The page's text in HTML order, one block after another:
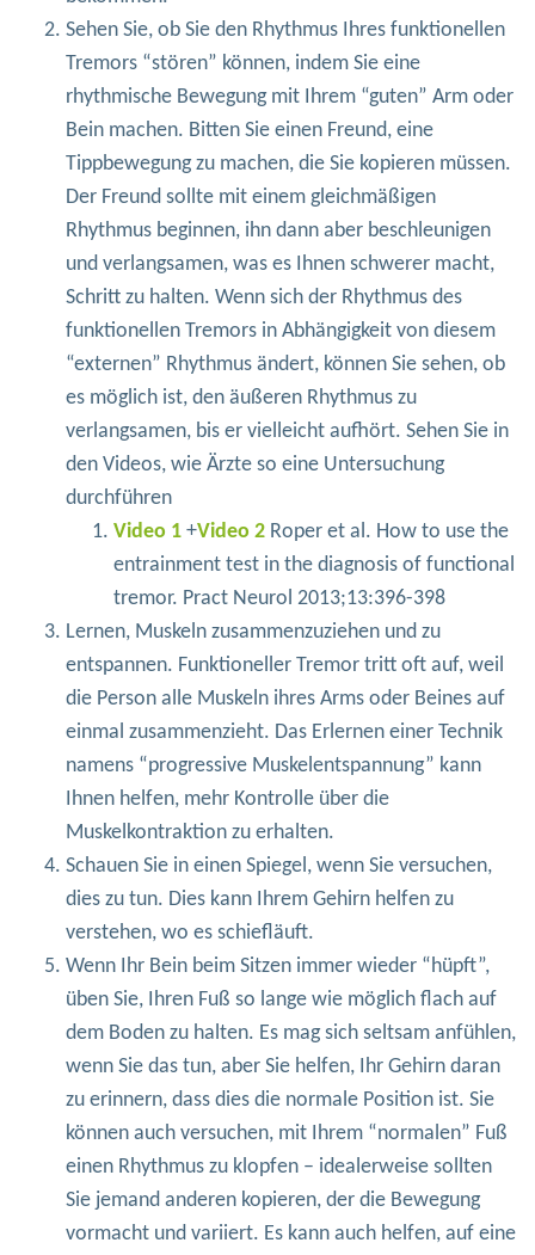
Sehen Sie, ob Sie den Rhythmus Ihres funktionellen
Tremors “stören” können, indem Sie eine
rhythmische Bewegung mit Ihrem “guten” Arm oder
Bein machen. Bitten Sie einen Freund, eine
Tippbewegung zu machen, die Sie kopieren müssen.
Der Freund sollte mit einem gleichmäßigen
Rhythmus beginnen, ihn dann aber beschleunigen
und verlangsamen, was es Ihnen schwerer macht,
Schritt zu halten. Wenn sich der Rhythmus des
funktionellen Tremors in Abhängigkeit von diesem
“externen” Rhythmus ändert, können Sie sehen, ob
es möglich ist, den äußeren Rhythmus zu
verlangsamen, bis er vielleicht aufhört. Sehen Sie in
den Videos, wie Ärzte so eine Untersuchung
durchführen
Video 1 +Video 2 Roper et al. How to use the
entrainment test in the diagnosis of functional
tremor. Pract Neurol 2013;13:396-398
Lernen, Muskeln zusammenzuziehen und zu
entspannen. Funktioneller Tremor tritt oft auf, weil
die Person alle Muskeln ihres Arms oder Beines auf
einmal zusammenzieht. Das Erlernen einer Technik
namens “progressive Muskelentspannung” kann
Ihnen helfen, mehr Kontrolle über die
Muskelkontraktion zu erhalten.
Schauen Sie in einen Spiegel, wenn Sie versuchen,
dies zu tun. Dies kann Ihrem Gehirn helfen zu
verstehen, wo es schiefläuft.
Wenn Ihr Bein beim Sitzen immer wieder “hüpft”,
üben Sie, Ihren Fuß so lange wie möglich flach auf
dem Boden zu halten. Es mag sich seltsam anfühlen,
wenn Sie das tun, aber Sie helfen, Ihr Gehirn daran
zu erinnern, dass dies die normale Position ist. Sie
können auch versuchen, mit Ihrem “normalen” Fuß
einen Rhythmus zu klopfen – idealerweise sollten
Sie jemand anderen kopieren, der die Bewegung
vormacht und variiert. Es kann auch helfen, auf eine